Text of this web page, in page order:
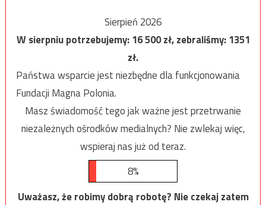
Sierpień 2026
W sierpniu potrzebujemy:16 500zł, zebraliśmy:1351
zł.
Państwa wsparcie jest niezbędne dla funkcjonowania
Fundacji Magna Polonia.
Masz świadomość tego jak ważne jest przetrwanie
niezależnych ośrodków medialnych? Nie zwlekaj więc,
wspieraj nas już od teraz.
8%
Uważasz, że robimy dobrą robotę? Nie czekaj zatem